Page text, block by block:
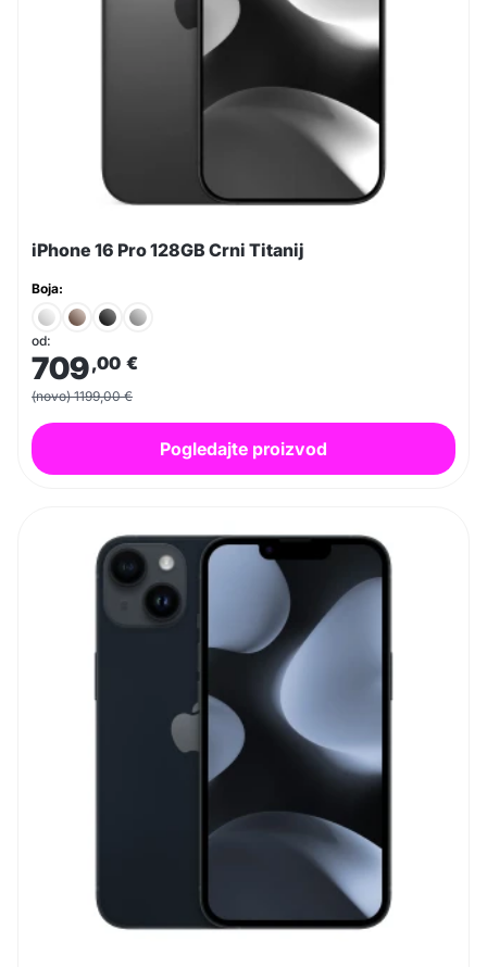
iPhone 16 Pro 128GB Crni Titanij
Boja:
od:
709,00 €
(novo) 1199,00 €
Pogledajte proizvod